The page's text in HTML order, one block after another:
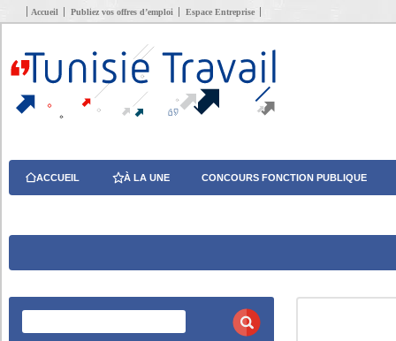
Accueil Publiez vos offres d’emploi Espace Entreprise
ACCUEIL À LA UNE CONCOURS FONCTION PUBLIQUE